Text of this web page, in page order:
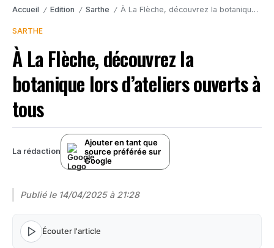
Accueil / Edition / Sarthe / À La Flèche, découvrez la botanique lors d’ateliers ouverts à tous
SARTHE
À La Flèche, découvrez la
botanique lors d’ateliers ouverts à
tous
La rédaction
Ajouter en tant que
source préférée sur
Google
Publié le 14/04/2025 à 21:28
Écouter l'article